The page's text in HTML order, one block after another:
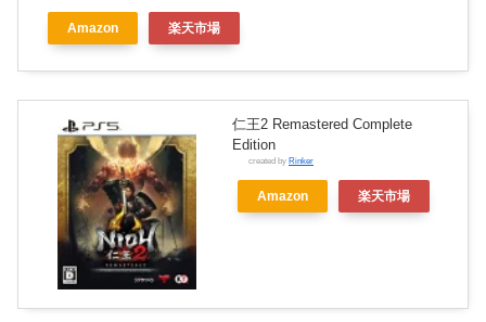
Amazon 楽天市場
仁王2 Remastered Complete
Edition
created by Rinker
Amazon 楽天市場